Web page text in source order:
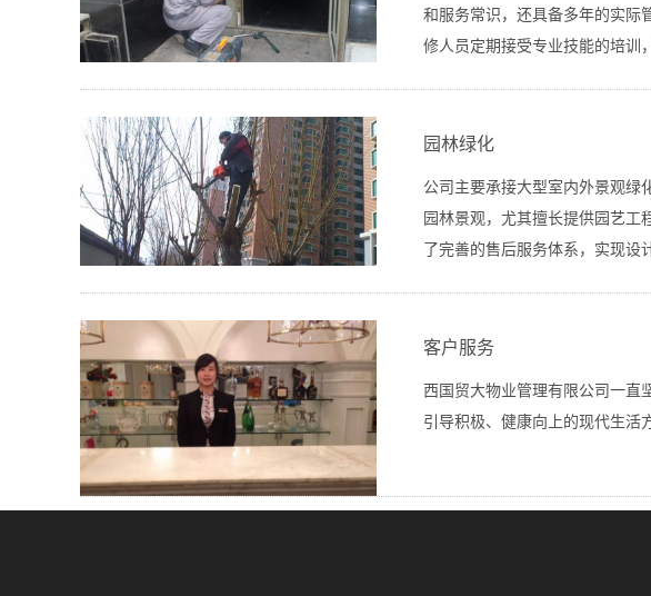
和服务常识，还具备多年的实际
修人员定期接受专业技能的培训
园林绿化
公司主要承接大型室内外景观绿
园林景观，尤其擅长提供园艺工
了完善的售后服务体系，实现设
客户服务
西国贸大物业管理有限公司一直
引导积极、健康向上的现代生活